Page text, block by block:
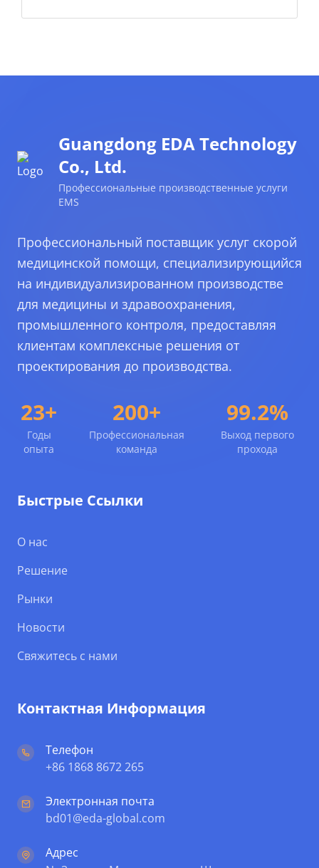
Guangdong EDA Technology
Co., Ltd.
Профессиональные производственные услуги
EMS
Профессиональный поставщик услуг скорой
медицинской помощи, специализирующийся
на индивидуализированном производстве
для медицины и здравоохранения,
промышленного контроля, предоставляя
клиентам комплексные решения от
проектирования до производства.
23+
Годы
опыта
200+
Профессиональная
команда
99.2%
Выход первого
прохода
Быстрые Ссылки
О нас
Решение
Рынки
Новости
Свяжитесь с нами
Контактная Информация
Телефон
+86 1868 8672 265
Электронная почта
bd01@eda-global.com
Адрес